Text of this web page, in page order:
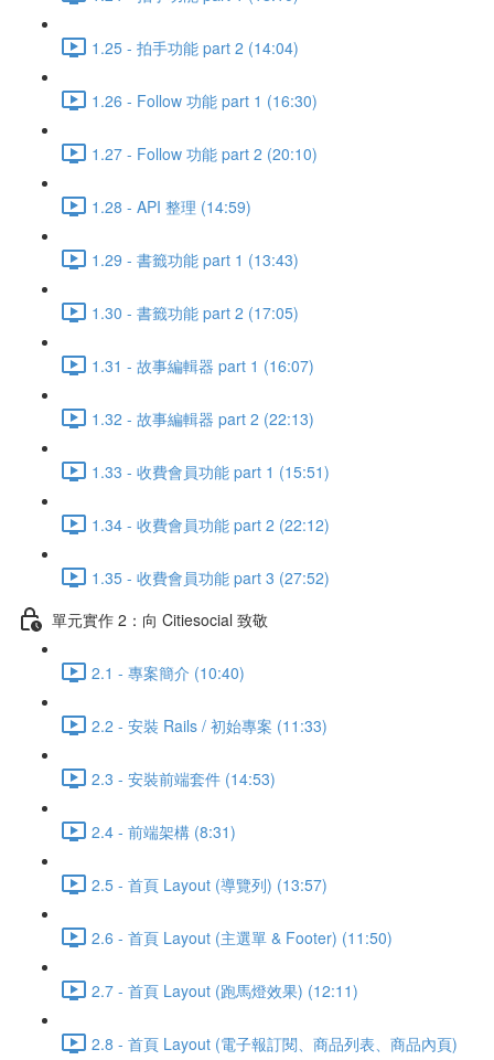
1.25 - 拍手功能 part 2 (14:04)
1.26 - Follow 功能 part 1 (16:30)
1.27 - Follow 功能 part 2 (20:10)
1.28 - API 整理 (14:59)
1.29 - 書籤功能 part 1 (13:43)
1.30 - 書籤功能 part 2 (17:05)
1.31 - 故事編輯器 part 1 (16:07)
1.32 - 故事編輯器 part 2 (22:13)
1.33 - 收費會員功能 part 1 (15:51)
1.34 - 收費會員功能 part 2 (22:12)
1.35 - 收費會員功能 part 3 (27:52)
單元實作 2：向 Citiesocial 致敬
2.1 - 專案簡介 (10:40)
2.2 - 安裝 Rails / 初始專案 (11:33)
2.3 - 安裝前端套件 (14:53)
2.4 - 前端架構 (8:31)
2.5 - 首頁 Layout (導覽列) (13:57)
2.6 - 首頁 Layout (主選單 & Footer) (11:50)
2.7 - 首頁 Layout (跑馬燈效果) (12:11)
2.8 - 首頁 Layout (電子報訂閱、商品列表、商品內頁)